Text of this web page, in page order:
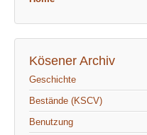
Kösener Archiv
Geschichte
Bestände (KSCV)
Benutzung